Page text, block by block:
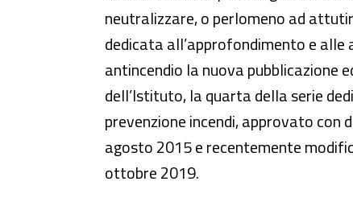
neutralizzare, o perlomeno ad
dedicata all’approfondimento e
antincendio la nuova pubblicazione
dell’Istituto, la quarta della serie
prevenzione incendi, approvato con
agosto 2015 e recentemente
ottobre 2019.